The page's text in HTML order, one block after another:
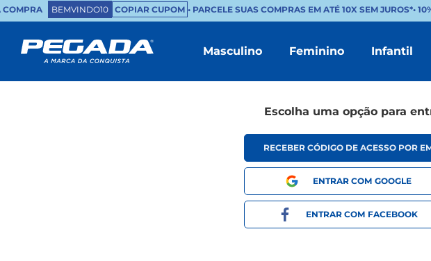
BEMVINDO10 COPIAR CUPOM • PARCELE SUAS COMPRAS EM ATÉ 10X SEM JUROS*•
Masculino Feminino Infantil
Escolha uma opção para
RECEBER CÓDIGO DE ACESSO POR
ENTRAR COM GOOGLE
ENTRAR COM FACEBOOK
º
branco
3 º
tenis
4º
sapatenis
5º
bota
6º
chinelo